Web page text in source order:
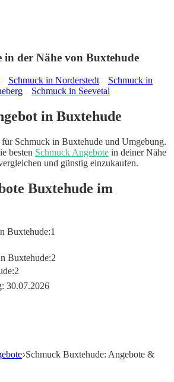
in der Nähe von Buxtehude
Schmuck in Norderstedt
Schmuck in
Schmuck in Seevetal
in Buxtehude
Schmuck in Buxtehude und Umgebung.
besten Schmuck Angebote in deiner Nähe
und günstig einzukaufen.
Buxtehude im
Buxtehude:1
Buxtehude:2
2
30.07.2026
Schmuck Buxtehude: Angebote &